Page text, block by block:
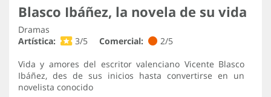
Blasco Ibáñez, la novela de su vida
Dramas
Artística:
3/5 Comercial:
2/5
Vida y amores del escritor valenciano Vicente Blasco
Ibáñez, des de sus inicios hasta convertirse en un
novelista conocido